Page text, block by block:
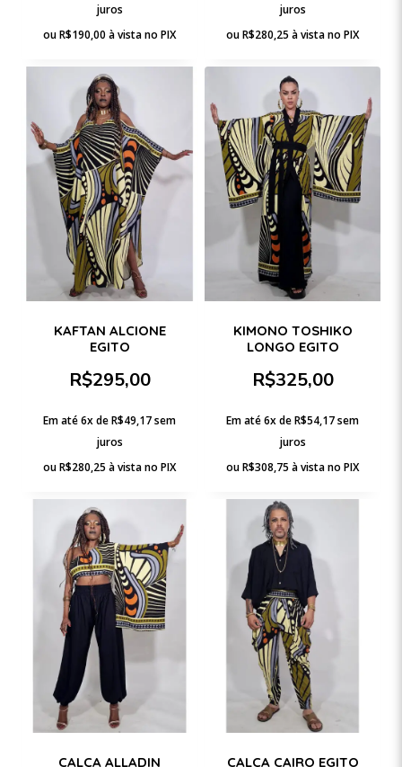
juros
ouR$190,00 à vista no PIX
juros
ouR$280,25 à vista no PIX
KAFTAN ALCIONE
EGITO
R$295,00
Em até 6x deR$49,17sem
juros
ouR$280,25 à vista no PIX
KIMONO TOSHIKO
LONGO EGITO
R$325,00
Em até 6x deR$54,17sem
juros
ouR$308,75 à vista no PIX
CALÇA ALLADIN
CALÇA CAIRO EGITO